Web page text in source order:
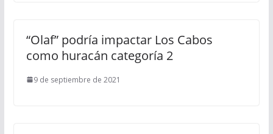
“Olaf” podría impactar Los Cabos
como huracán categoría 2
9 de septiembre de 2021